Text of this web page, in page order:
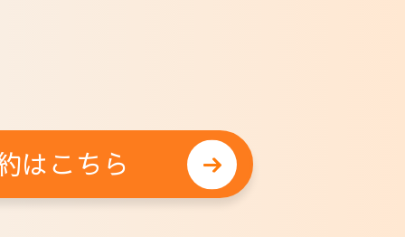
はこちら